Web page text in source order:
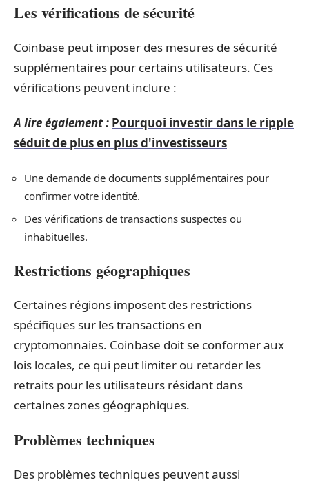
Les vérifications de sécurité
Coinbase peut imposer des mesures de sécurité
supplémentaires pour certains utilisateurs. Ces
vérifications peuvent inclure :
A lire également : Pourquoi investir dans le ripple
séduit de plus en plus d'investisseurs
Une demande de documents supplémentaires pour
confirmer votre identité.
Des vérifications de transactions suspectes ou
inhabituelles.
Restrictions géographiques
Certaines régions imposent des restrictions
spécifiques sur les transactions en
cryptomonnaies. Coinbase doit se conformer aux
lois locales, ce qui peut limiter ou retarder les
retraits pour les utilisateurs résidant dans
certaines zones géographiques.
Problèmes techniques
Des problèmes techniques peuvent aussi